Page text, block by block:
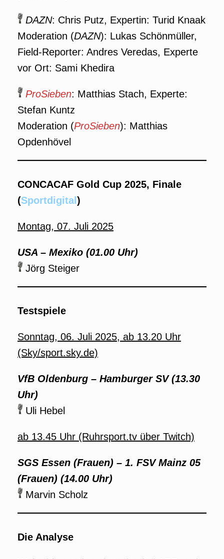
DAZN: Chris Putz, Expertin: Turid Knaak
Moderation (DAZN): Lukas Schönmüller,
Field-Reporter: Andres Veredas, Experte
vor Ort: Sami Khedira
ProSieben: Matthias Stach, Experte:
Stefan Kuntz
Moderation (ProSieben): Matthias
Opdenhövel
CONCACAF Gold Cup 2025, Finale
(Sportdigital )
Montag, 07. Juli 2025
USA – Mexiko (01.00 Uhr)
Jörg Steiger
Testspiele
Sonntag, 06. Juli 2025, ab 13.20 Uhr
(Sky/sport.sky.de)
VfB Oldenburg – Hamburger SV (13.30
Uhr)
Uli Hebel
ab 13.45 Uhr (Ruhrsport.tv über Twitch)
SGS Essen (Frauen) – 1. FSV Mainz 05
(Frauen) (14.00 Uhr)
Marvin Scholz
Die Analyse